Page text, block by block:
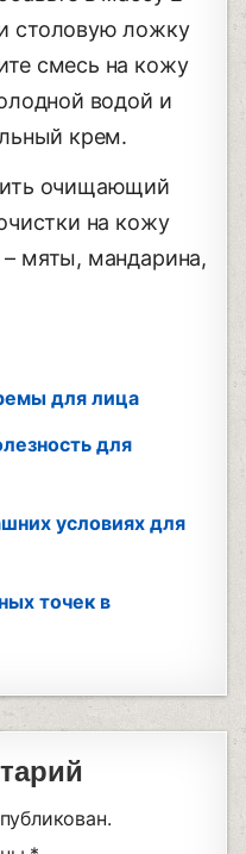
столовую ложку
смесь на кожу
водой и
крем.
очищающий
на кожу
мяты, мандарина,
для лица
для
условиях для
точек в